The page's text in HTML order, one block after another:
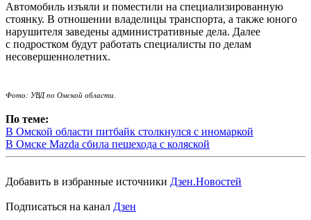
Автомобиль изъяли и поместили на специализированную
стоянку. В отношении владелицы транспорта, а также юного
нарушителя заведены административные дела. Далее
с подростком будут работать специалисты по делам
несовершеннолетних.
Фото: УВД по Омской области.
По теме:
В Омской области питбайк столкнулся с иномаркой
В Омске Mazda сбила пешехода с коляской
Добавить в избранные источники Дзен.Новостей
Подписаться на канал Дзен